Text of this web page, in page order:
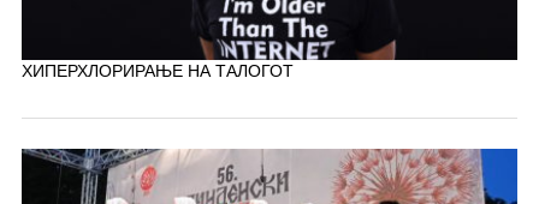
ХИПЕРХЛОРИРАЊЕ НА ТАЛОГОТ